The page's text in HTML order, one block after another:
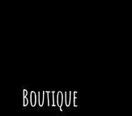
Boutique